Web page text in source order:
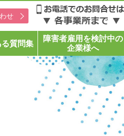
せ
質問集
障害者雇用を検討中の
企業様へ